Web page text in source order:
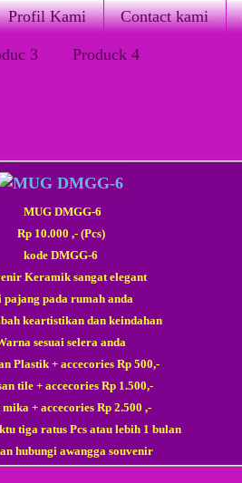
Profil Kami Contact kami
3 Produck 4
MUG DMGG-6
Rp 10.000 ,- (Pcs)
kode DMGG-6
Keramik sangat elegant
pajang pada rumah anda
keartistikan dan keindahan
sesuai selera anda
Plastik + accecories Rp 500,-
tile+ accecories Rp 1.500,-
mika + accecories Rp 2.500 ,-
tiga ratus Pcs atau lebih 1 bulan
hubungi awangga souvenir